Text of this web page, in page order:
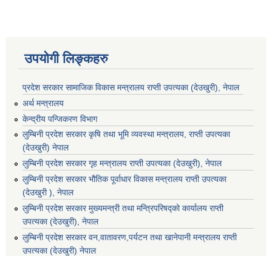
उपयोगी लिङ्कहरु
प्रदेश सरकार सामाजिक विकास मन्‍‍त्रालय राप्ती उपत्यका (देउखुरी), नेपाल
अर्थ मन्त्रालय
केन्द्रीय पन्जिकरण विभाग
लुम्बिनी प्रदेश सरकार कृषि तथा भूमि व्यवस्था मन्त्रालय, राप्ती उपत्यका
(देउखुरी) नेपाल
लुम्बिनी प्रदेश सरकार गृह मन्त्रालय राप्ती उपत्यका (देउखुरी), नेपाल
लुम्बिनी प्रदेश सरकार भौतिक पूर्वाधार विकास मन्त्रालय राप्ती उपत्यका
(देउखुरी ), नेपाल
लुम्बिनी प्रदेश सरकार मुख्यमन्त्री तथा मन्त्रिपरिषद्को कार्यालय राप्ती
उपत्यका (देउखुरी), नेपाल
लुम्बिनी प्रदेश सरकार वन,वातावरण,पर्यटन तथा खानेपानी मन्त्रालय राप्ती
उपत्यका (देउखुरी) नेपाल